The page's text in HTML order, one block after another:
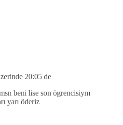
20:05 de
beni lise son ögrencisiym
yarı öderiz